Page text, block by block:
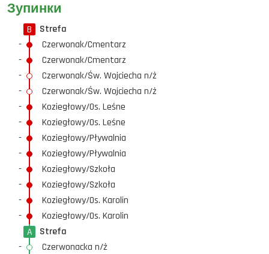
Зупинки
B
Strefa
-
Czerwonak/Cmentarz
-
Czerwonak/Cmentarz
-
Czerwonak/Św. Wojciecha n/ż
-
Czerwonak/Św. Wojciecha n/ż
-
Koziegłowy/Os. Leśne
-
Koziegłowy/Os. Leśne
-
Koziegłowy/Pływalnia
-
Koziegłowy/Pływalnia
-
Koziegłowy/Szkoła
-
Koziegłowy/Szkoła
-
Koziegłowy/Os. Karolin
-
Koziegłowy/Os. Karolin
A
Strefa
-
Czerwonacka n/ż